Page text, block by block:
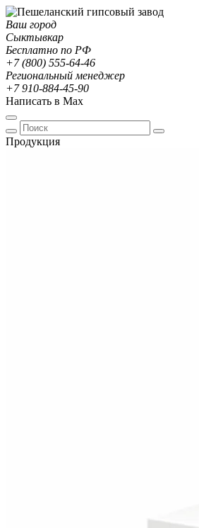
Ваш город
Сыктывкар
Бесплатно по РФ
+7 (800) 555-64-46
Региональный менеджер
+7 910-884-45-90
Написать в Max
Продукция